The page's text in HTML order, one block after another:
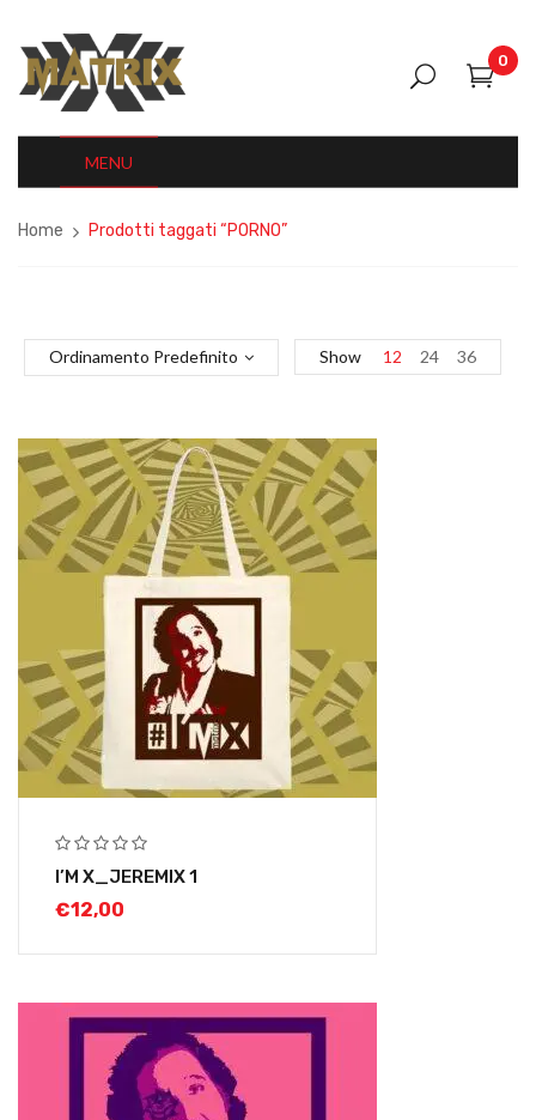
0
MENU
Home Prodotti taggati “PORNO”
Ordinamento Predefinito Show 12 24 36
I’M X_JEREMIX 1
€12,00